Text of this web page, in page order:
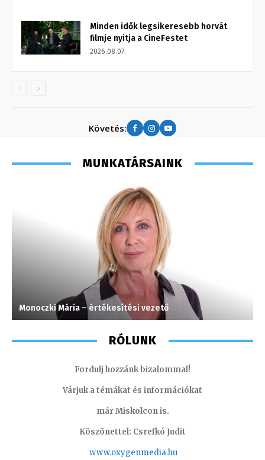
Minden idők legsikeresebb horvát
filmje nyitja a CineFestet
2026.08.07.
Követés:
MUNKATÁRSAINK
Monoczki Mária – értékesítési vezető
RÓLUNK
Fordulj hozzánk bizalommal!
Várjuk a témákat és információkat
már Miskolcon is.
Köszönettel: Csrefkó Judit
www.oxygenmedia.hu